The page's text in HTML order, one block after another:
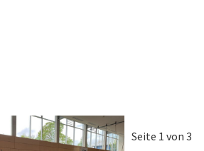
Seite 1 von 3